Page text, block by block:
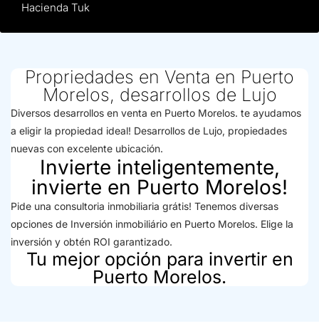
Hacienda Tuk
Propriedades en Venta en Puerto
Morelos, desarrollos de Lujo
Diversos desarrollos en venta en Puerto Morelos. te ayudamos
a eligir la propiedad ideal! Desarrollos de Lujo, propiedades
nuevas con excelente ubicación.
Invierte inteligentemente,
invierte en Puerto Morelos!
Pide una consultoria inmobiliaria grátis! Tenemos diversas
opciones de Inversión inmobiliário en Puerto Morelos. Elige la
inversión y obtén ROI garantizado.
Tu mejor opción para invertir en
Puerto Morelos.